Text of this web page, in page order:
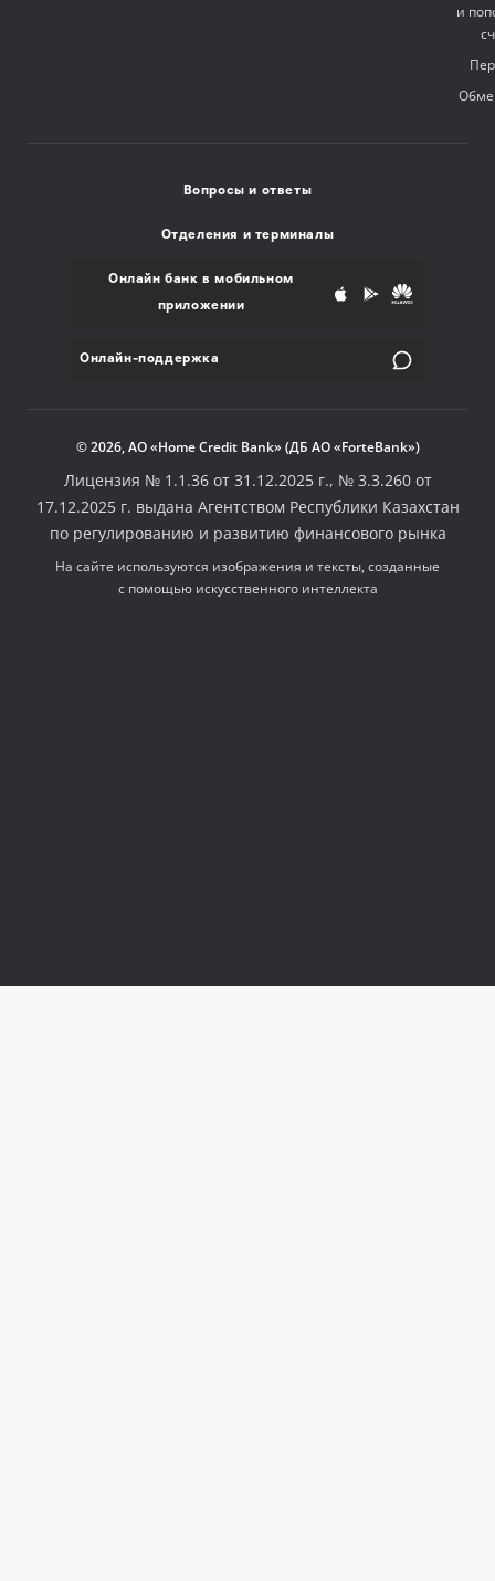
и
Вопросы и ответы
Отделения и терминалы
Онлайн банк в мобильном
приложении
Онлайн-поддержка
© 2026, АО «Home Credit Bank» (ДБ АО «ForteBank»)
Лицензия № 1.1.36 от 31.12.2025 г., № 3.3.260 от
17.12.2025 г. выдана Агентством Республики Казахстан
по регулированию и развитию финансового рынка
На сайте используются изображения и тексты, созданные
с помощью искусственного интеллекта